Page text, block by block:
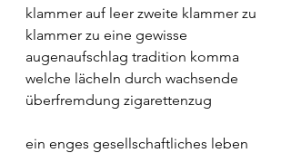
klammer auf leer zweite klammer zu
klammer zu eine gewisse
augenaufschlag tradition komma
welche lächeln durch wachsende
überfremdung zigarettenzug
ein enges gesellschaftliches leben